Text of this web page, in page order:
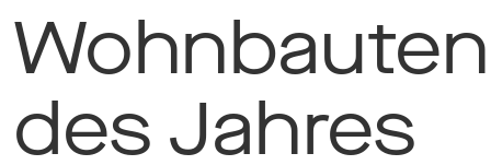
Wohnbauten
des Jahres